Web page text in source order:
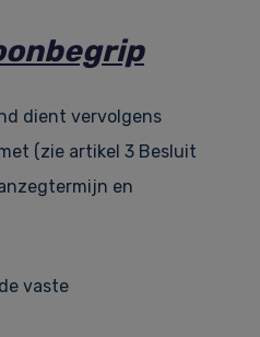
dient vervolgens
(zie artikel 3 Besluit
en
vaste